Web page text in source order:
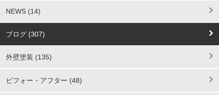
NEWS (14)
ブログ (307)
外壁塗装 (135)
ビフォー・アフター (48)